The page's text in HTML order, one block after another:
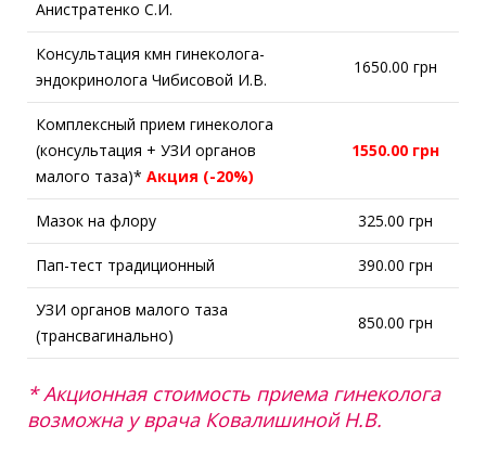
Анистратенко С.И.
Консультация кмн гинеколога-
эндокринолога Чибисовой И.В.
1650.00 грн
Комплексный прием гинеколога
(консультация + УЗИ органов
малого таза)* Акция (-20%)
1550.00 грн
Мазок на флору 325.00 грн
Пап-тест традиционный 390.00 грн
УЗИ органов малого таза
(трансвагинально)
850.00 грн
* Акционная стоимость приема гинеколога
возможна у врача Ковалишиной Н.В.